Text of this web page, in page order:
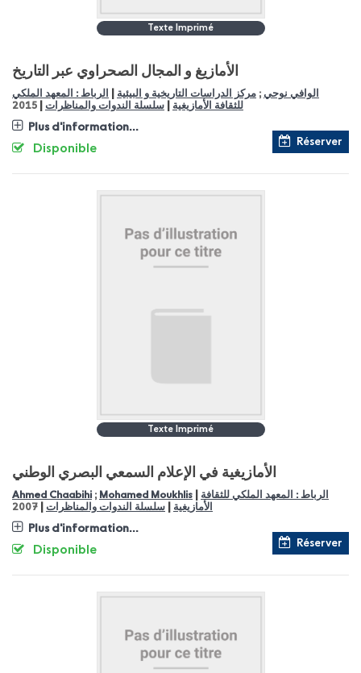
Texte Imprimé
الأمازيغ و المجال الصحراوي عبر التاريخ
الوافي نوحي ; مركز الدراسات التاريخية و البيئية
الرباط : المعهد الملكي
للثقافة الأمازيغية
سلسلة الندوات والمناظرات 2015
Plus d'information...
Réserver
Disponible
Texte Imprimé
الأمازيغية في الإعلام السمعي البصري الوطني
Ahmed Chaabihi ; Mohamed Moukhlis
الرباط : المعهد الملكي للثقافة
الأمازيغية
سلسلة الندوات والمناظرات 2007
Plus d'information...
Réserver
Disponible